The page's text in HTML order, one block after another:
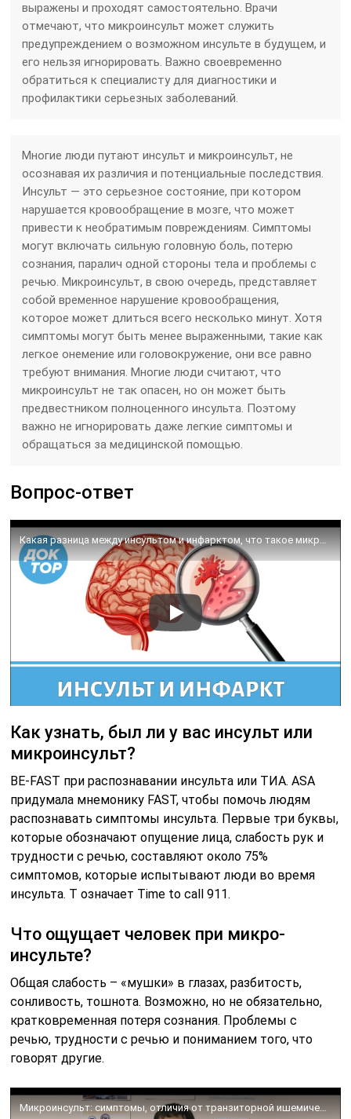
выражены и проходят самостоятельно. Врачи
отмечают, что микроинсульт может служить
предупреждением о возможном инсульте в будущем, и
его нельзя игнорировать. Важно своевременно
обратиться к специалисту для диагностики и
профилактики серьезных заболеваний.
Многие люди путают инсульт и микроинсульт, не
осознавая их различия и потенциальные последствия.
Инсульт — это серьезное состояние, при котором
нарушается кровообращение в мозге, что может
привести к необратимым повреждениям. Симптомы
могут включать сильную головную боль, потерю
сознания, паралич одной стороны тела и проблемы с
речью. Микроинсульт, в свою очередь, представляет
собой временное нарушение кровообращения,
которое может длиться всего несколько минут. Хотя
симптомы могут быть менее выраженными, такие как
легкое онемение или головокружение, они все равно
требуют внимания. Многие люди считают, что
микроинсульт не так опасен, но он может быть
предвестником полноценного инсульта. Поэтому
важно не игнорировать даже легкие симптомы и
обращаться за медицинской помощью.
Вопрос-ответ
Какая разница между инсультом и инфарктом, что такое микроинсульт
Как узнать, был ли у вас инсульт или
микроинсульт?
BE-FAST при распознавании инсульта или ТИА. ASA
придумала мнемонику FAST, чтобы помочь людям
распознавать симптомы инсульта. Первые три буквы,
которые обозначают опущение лица, слабость рук и
трудности с речью, составляют около 75%
симптомов, которые испытывают люди во время
инсульта. T означает Time to call 911.
Что ощущает человек при микро-
инсульте?
Общая слабость – «мушки» в глазах, разбитость,
сонливость, тошнота. Возможно, но не обязательно,
кратковременная потеря сознания. Проблемы с
речью, трудности с речью и пониманием того, что
говорят другие.